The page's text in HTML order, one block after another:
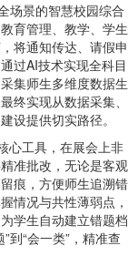
场景的智慧校园综合
育管理、教学、学生
将通知传达、请假申
过AI技术实现全科目
集师生多维度数据生
终实现从数据采集、
设提供切实路径。
心工具，在展会上非
准批改，无论是客观
痕，方便师生追溯错
情况与共性薄弱点，
学生自动建立错题档
到“会一类”，精准查